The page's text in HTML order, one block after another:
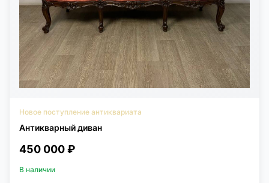
Новое поступление антиквариата
Антикварный диван
450 000 ₽
В наличии